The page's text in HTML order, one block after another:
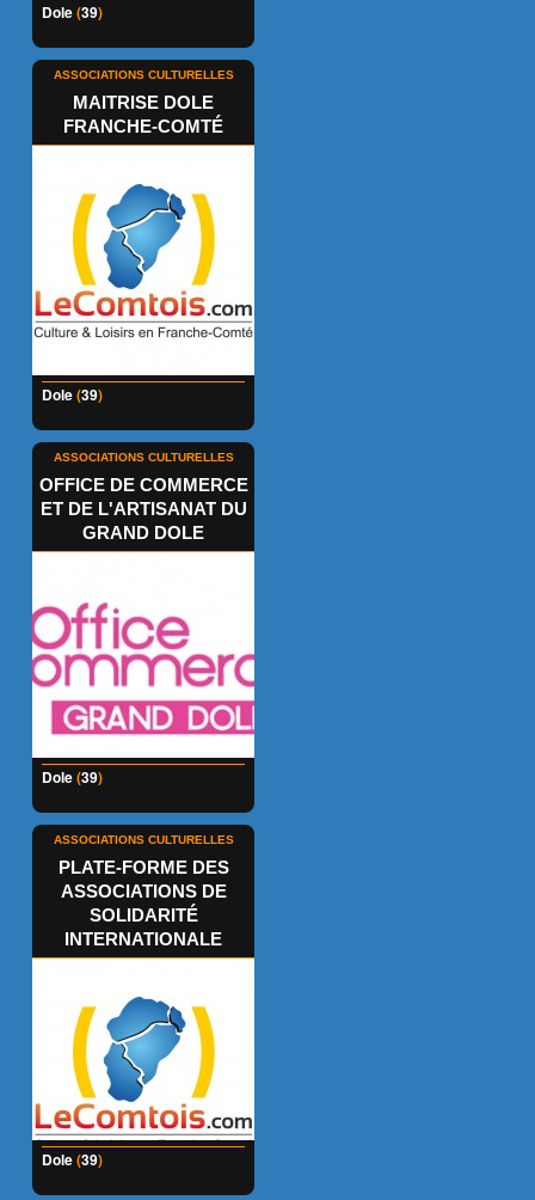
Dole(39)
ASSOCIATIONS CULTURELLES
MAITRISE DOLE
FRANCHE-COMTÉ
Dole(39)
ASSOCIATIONS CULTURELLES
OFFICE DE COMMERCE
ET DE L'ARTISANAT DU
GRAND DOLE
Dole(39)
ASSOCIATIONS CULTURELLES
PLATE-FORME DES
ASSOCIATIONS DE
SOLIDARITÉ
INTERNATIONALE
Dole(39)